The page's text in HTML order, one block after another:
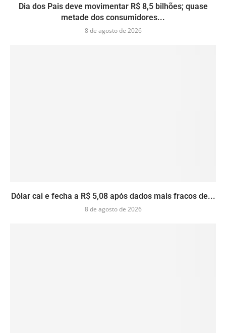
Dia dos Pais deve movimentar R$ 8,5 bilhões; quase
metade dos consumidores...
8 de agosto de 2026
Dólar cai e fecha a R$ 5,08 após dados mais fracos de...
8 de agosto de 2026